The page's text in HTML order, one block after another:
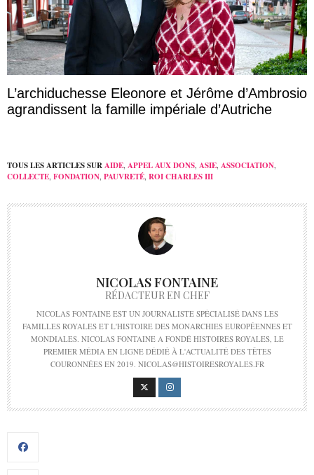
L’archiduchesse Eleonore et Jérôme d’Ambrosio
agrandissent la famille impériale d’Autriche
TOUS LES ARTICLES SURAIDE APPEL AUX DONS ASIE ASSOCIATION
COLLECTE FONDATION PAUVRETÉ ROI CHARLES III
NICOLAS FONTAINE
RÉDACTEUR EN CHEF
NICOLAS FONTAINE EST UN JOURNALISTE SPÉCIALISÉ DANS LES
FAMILLES ROYALES ET L'HISTOIRE DES MONARCHIES EUROPÉENNES ET
MONDIALES. NICOLAS FONTAINE A FONDÉ HISTOIRES ROYALES, LE
PREMIER MÉDIA EN LIGNE DÉDIÉ À L'ACTUALITÉ DES TÊTES
COURONNÉES EN 2019. NICOLAS@HISTOIRESROYALES.FR